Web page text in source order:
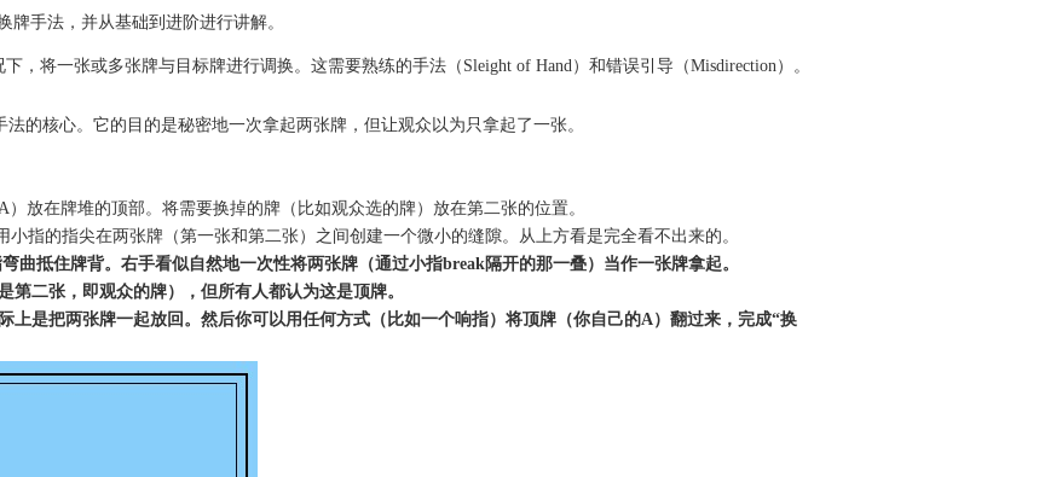
手法，并从基础到进阶进行讲解。
，将一张或多张牌与目标牌进行调换。这需要熟练的手法（Sleight of Hand）和错误引导（Misdirection）。
的核心。它的目的是秘密地一次拿起两张牌，但让观众以为只拿起了一张。
放在牌堆的顶部。将需要换掉的牌（比如观众选的牌）放在第二张的位置。
小指的指尖在两张牌（第一张和第二张）之间创建一个微小的缝隙。从上方看是完全看不出来的。
曲抵住牌背。右手看似自然地一次性将两张牌（通过小指break隔开的那一叠）当作一张牌拿起。
第二张，即观众的牌），但所有人都认为这是顶牌。
上是把两张牌一起放回。然后你可以用任何方式（比如一个响指）将顶牌（你自己的A）翻过来，完成“换